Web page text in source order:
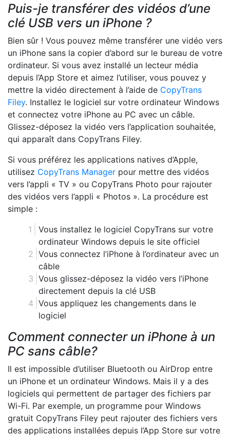
Puis-je transférer des vidéos d’une
clé USB vers un iPhone ?
Bien sûr ! Vous pouvez même transférer une vidéo vers
un iPhone sans la copier d’abord sur le bureau de votre
ordinateur. Si vous avez installé un lecteur média
depuis l’App Store et aimez l’utiliser, vous pouvez y
mettre la vidéo directement à l’aide de CopyTrans
Filey. Installez le logiciel sur votre ordinateur Windows
et connectez votre iPhone au PC avec un câble.
Glissez-déposez la vidéo vers l’application souhaitée,
qui apparaît dans CopyTrans Filey.
Si vous préférez les applications natives d’Apple,
utilisez CopyTrans Manager pour mettre des vidéos
vers l’appli « TV » ou CopyTrans Photo pour rajouter
des vidéos vers l’appli « Photos ». La procédure est
simple :
Vous installez le logiciel CopyTrans sur votre
ordinateur Windows depuis le site officiel
Vous connectez l’iPhone à l’ordinateur avec un
câble
Vous glissez-déposez la vidéo vers l’iPhone
directement depuis la clé USB
Vous appliquez les changements dans le
logiciel
Comment connecter un iPhone à un
PC sans câble?
Il est impossible d’utiliser Bluetooth ou AirDrop entre
un iPhone et un ordinateur Windows. Mais il y a des
logiciels qui permettent de partager des fichiers par
Wi-Fi. Par exemple, un programme pour Windows
gratuit CopyTrans Filey peut rajouter des fichiers vers
des applications installées depuis l’App Store sur votre